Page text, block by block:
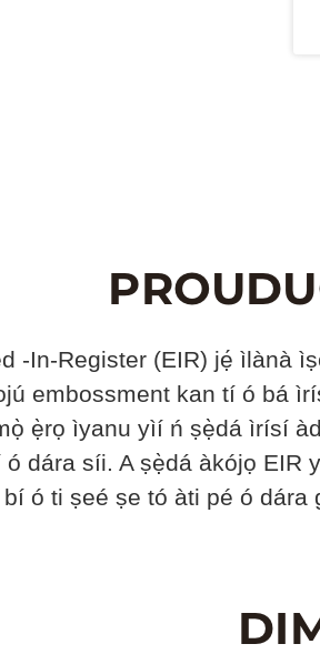
-In-Register (EIR) jẹ́ ìlànà
embossment kan tí ó bá
ẹ̀rọ ìyanu yìí ń ṣẹ̀dá ìrísí
dára síi. A ṣẹ̀dá àkójọ EIR
ó ti ṣeé ṣe tó àti pé ó dára